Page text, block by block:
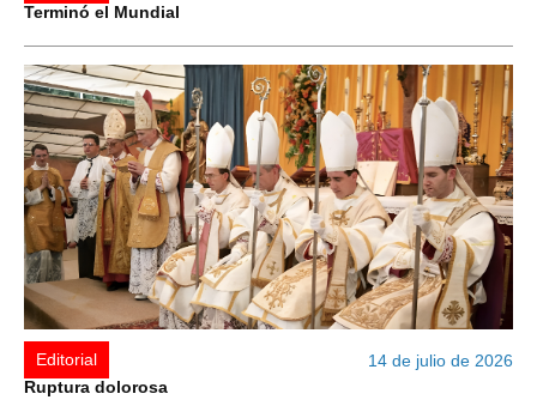
Terminó el Mundial
Editorial
14 de julio de 2026
Ruptura dolorosa